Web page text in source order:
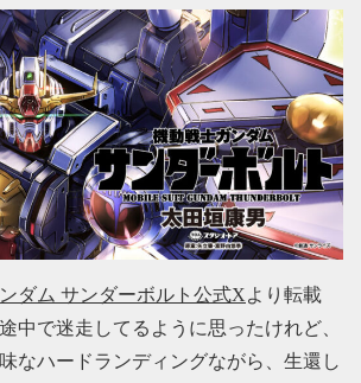
ダム サンダーボルト公式Xより転載
中で迷走してるように思ったけれど、
なハードランディングながら、生還し